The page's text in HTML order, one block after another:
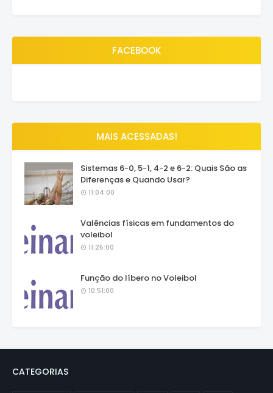
FACEBOOK
MAIS ACESSADAS!
Sistemas 6-0, 5-1, 4-2 e 6-2: Quais São as
Diferenças e Quando Usar?
11:04:00
Valências físicas em fundamentos do
voleibol
11:25:00
Função do líbero no Voleibol
10:51:00
CATEGORIAS